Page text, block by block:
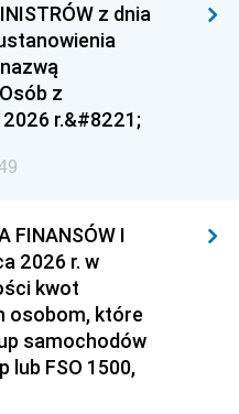
z dnia
z
r.&#8221;
FINANSÓW I
2026 r. w
kwot
osobom, które
samochodów
lub FSO 1500,